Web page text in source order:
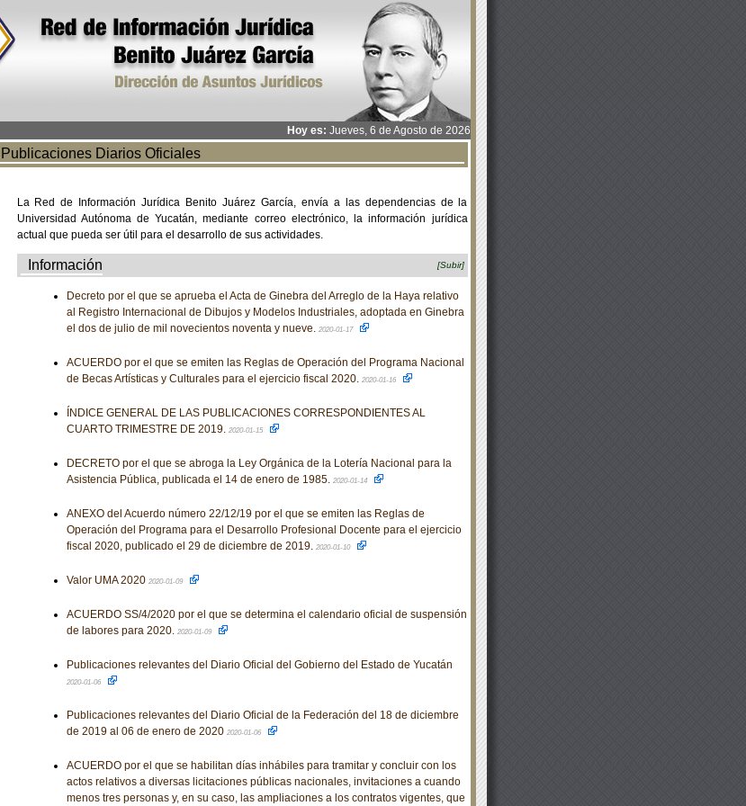
Hoy es: Jueves, 6 de Agosto de 2026
Publicaciones Diarios Oficiales
La Red de Información Jurídica Benito Juárez García, envía a las dependencias de la
Universidad Autónoma de Yucatán, mediante correo electrónico, la información jurídica
actual que pueda ser útil para el desarrollo de sus actividades.
Información [Subir]
Decreto por el que se aprueba el Acta de Ginebra del Arreglo de la Haya relativo
al Registro Internacional de Dibujos y Modelos Industriales, adoptada en Ginebra
el dos de julio de mil novecientos noventa y nueve. 2020-01-17
ACUERDO por el que se emiten las Reglas de Operación del Programa Nacional
de Becas Artísticas y Culturales para el ejercicio fiscal 2020. 2020-01-16
ÍNDICE GENERAL DE LAS PUBLICACIONES CORRESPONDIENTES AL
CUARTO TRIMESTRE DE 2019. 2020-01-15
DECRETO por el que se abroga la Ley Orgánica de la Lotería Nacional para la
Asistencia Pública, publicada el 14 de enero de 1985. 2020-01-14
ANEXO del Acuerdo número 22/12/19 por el que se emiten las Reglas de
Operación del Programa para el Desarrollo Profesional Docente para el ejercicio
fiscal 2020, publicado el 29 de diciembre de 2019. 2020-01-10
Valor UMA 2020 2020-01-09
ACUERDO SS/4/2020 por el que se determina el calendario oficial de suspensión
de labores para 2020. 2020-01-09
Publicaciones relevantes del Diario Oficial del Gobierno del Estado de Yucatán
2020-01-06
Publicaciones relevantes del Diario Oficial de la Federación del 18 de diciembre
de 2019 al 06 de enero de 2020 2020-01-06
ACUERDO por el que se habilitan días inhábiles para tramitar y concluir con los
actos relativos a diversas licitaciones públicas nacionales, invitaciones a cuando
menos tres personas y, en su caso, las ampliaciones a los contratos vigentes, que